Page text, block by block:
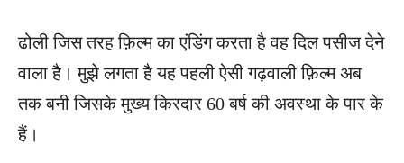
ढोली जिस तरह फ़िल्म का एंडिंग करता है वह दिल पसीज देने
वाला है। मुझे लगता है यह पहली ऐसी गढ़वाली फ़िल्म अब
तक बनी जिसके मुख्य किरदार 60 बर्ष की अवस्था के पार के
हैं।